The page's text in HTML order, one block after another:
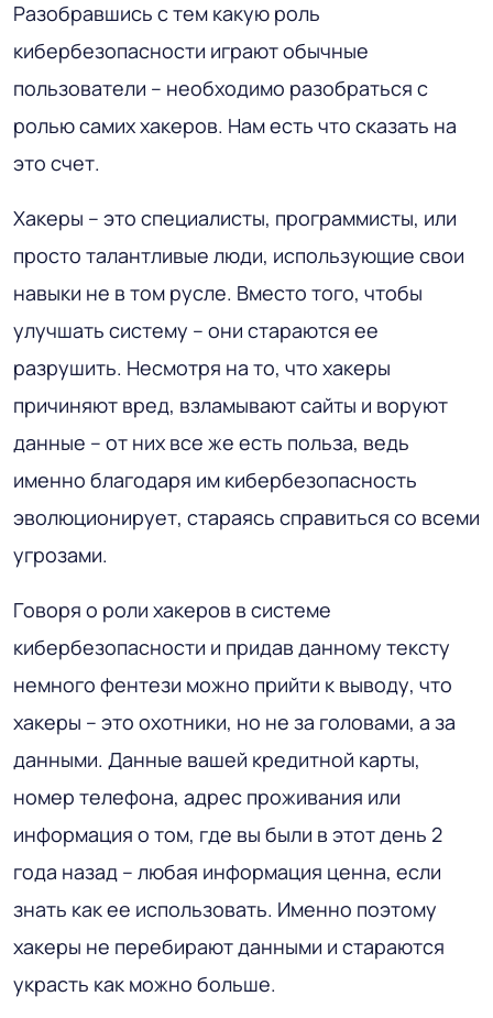
Разобравшись с тем какую роль
кибербезопасности играют обычные
пользователи – необходимо разобраться с
ролью самих хакеров. Нам есть что сказать на
это счет.
Хакеры – это специалисты, программисты, или
просто талантливые люди, использующие свои
навыки не в том русле. Вместо того, чтобы
улучшать систему – они стараются ее
разрушить. Несмотря на то, что хакеры
причиняют вред, взламывают сайты и воруют
данные – от них все же есть польза, ведь
именно благодаря им кибербезопасность
эволюционирует, стараясь справиться со всеми
угрозами.
Говоря о роли хакеров в системе
кибербезопасности и придав данному тексту
немного фентези можно прийти к выводу, что
хакеры – это охотники, но не за головами, а за
данными. Данные вашей кредитной карты,
номер телефона, адрес проживания или
информация о том, где вы были в этот день 2
года назад – любая информация ценна, если
знать как ее использовать. Именно поэтому
хакеры не перебирают данными и стараются
украсть как можно больше.